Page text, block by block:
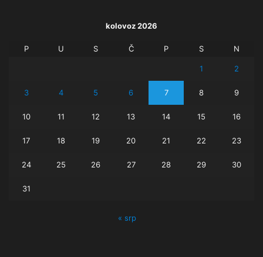
kolovoz 2026
P U S Č P S N
1 2
3 4 5 6 7 8 9
10 11 12 13 14 15 16
17 18 19 20 21 22 23
24 25 26 27 28 29 30
31
« srp